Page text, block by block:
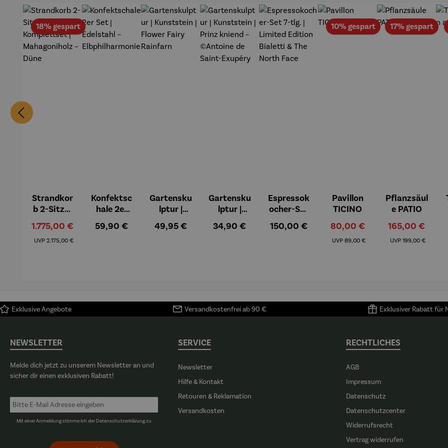
18% gespartRabatt
Strandkor
b 2-Sitzer
et |
Mahagoni
Verkaufspreis:
1.775,00 €
UVP Regulärer Preis:
2.175,00 €
Konfektsc
hale 2er
Edelstahl
Regulärer Preis:
59,90 €
Gartensku
lptur |
n | Flower
Regulärer Preis:
49,95 €
Gartensku
lptur |
n | Prinz
Regulärer Preis:
34,90 €
Espressok
ocher-Set
Limited
Regulärer Preis:
150,00 €
10% gespartRabatt
Pavillon
TICINO
Verkaufspreis:
80,00 €
UVP Regulärer Preis:
89,00 €
17% gespart
Pflanzsäul
e PATIO
Verkaufspreis:
165,00 €
UVP Regulärer Preis:
199,00 €
Exklusive Angebote Versandkostenfrei ab 90 € Exklusiver Rabatt für
NEWSLETTER
Melde dich jetzt zu unserem Newsletter an und
sicher dir einen exklusiven Rabatt!
Mit einer Anmeldung stimme ich derDatenschutzerklärungzu
SERVICE
Newsletter
Hilfe & Kontakt
Retouren & Reklamation
Versandkosten
RECHTLICHES
AGB
Impressum
Datenschutz
Datenschutzcenter
Widerrufsrecht
Vertrag widerrufen